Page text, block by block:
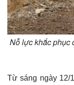
Nỗ lực khắc phục
Từ sáng ngày 12/